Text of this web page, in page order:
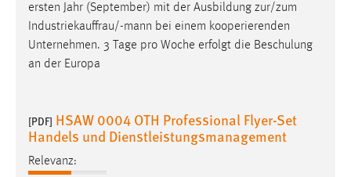
ersten Jahr (September) mit der Ausbildung zur/zum
Industriekauffrau/-mann bei einem kooperierenden
Unternehmen. 3 Tage pro Woche erfolgt die Beschulung
an der Europa
[PDF] HSAW 0004 OTH Professional Flyer-Set
Handels und Dienstleistungsmanagement
Relevanz: